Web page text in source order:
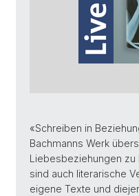
«Schreiben in
Bachmanns Werk
Liebesbeziehungen zu
sind auch literarische
eigene Texte und